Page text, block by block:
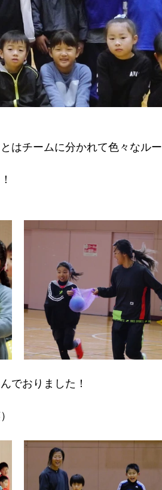
はチームに分かれて色々なルー
でおりました！